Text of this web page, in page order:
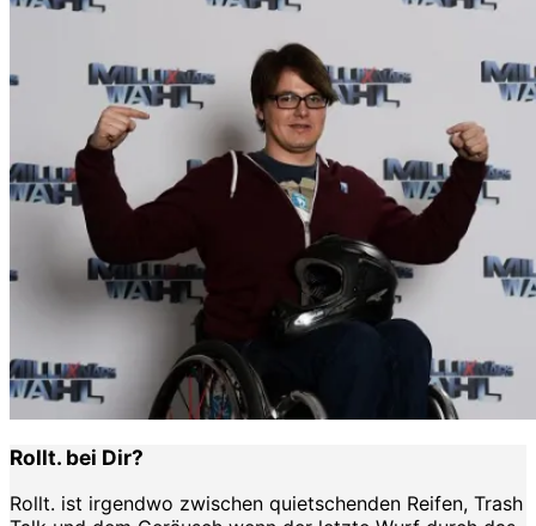
Rollt. bei Dir?
Rollt. ist irgendwo zwischen quietschenden Reifen, Trash